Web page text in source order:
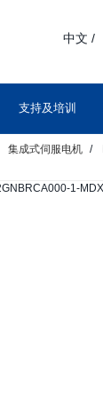
中文 /
支持及培训
集成式伺服电机